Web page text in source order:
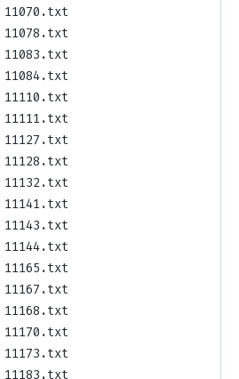
11070.txt
11078.txt
11083.txt
11084.txt
11110.txt
11111.txt
11127.txt
11128.txt
11132.txt
11141.txt
11143.txt
11144.txt
11165.txt
11167.txt
11168.txt
11170.txt
11173.txt
11183.txt